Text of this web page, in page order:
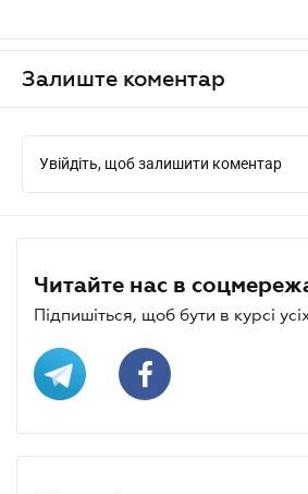
Залиште коментар
Увійдіть, щоб залишити коментар
Читайте нас в
Підпишіться, щоб бути в курсі